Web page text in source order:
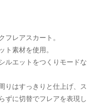
フレアスカート。
ト素材を使用。
ルエットをつくりモードな
りはすっきりと仕上げ、ス
ずに切替でフレアを表現し